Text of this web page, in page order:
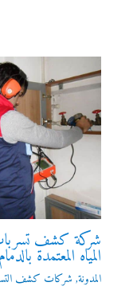
شركة كشف تسربات
المياه المعتمدة بالدمام
المدونة,شركات كشف التسربات